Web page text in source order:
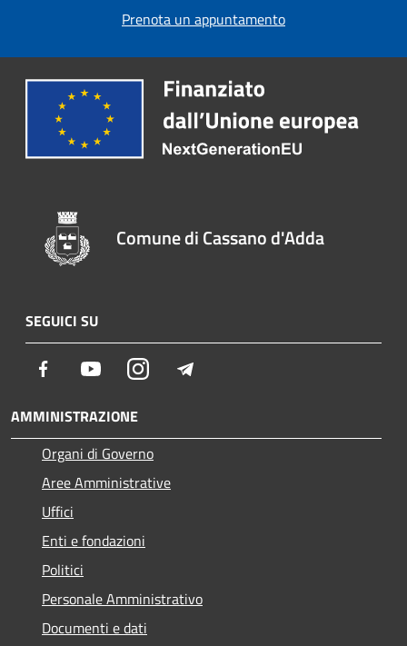
Prenota un appuntamento
Comune di Cassano d'Adda
SEGUICI SU
Facebook YoutubeInstagram
AMMINISTRAZIONE
Organi di Governo
Aree Amministrative
Uffici
Enti e fondazioni
Politici
Personale Amministrativo
Documenti e dati